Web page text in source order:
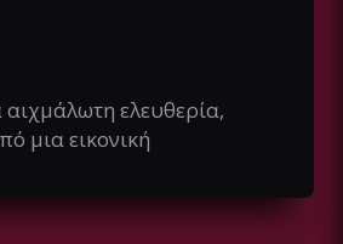
ελευθερία,
μια εικονική